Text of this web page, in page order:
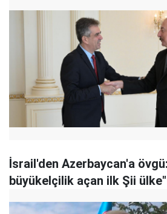
İsrail'den Azerbaycan'a
büyükelçilik açan ilk Şii ülke"